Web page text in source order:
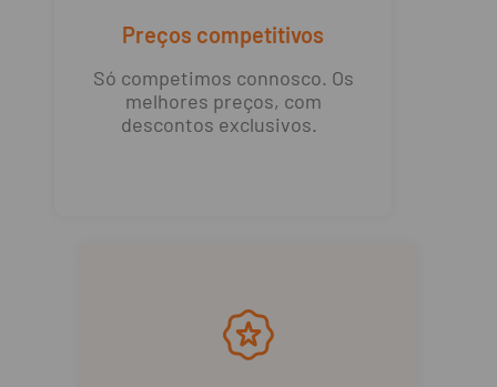
Preços competitivos
Só competimos connosco. Os
melhores preços, com
descontos exclusivos.